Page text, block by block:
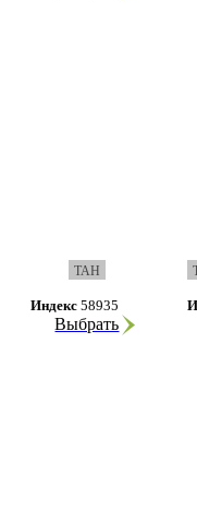
ТАН
Индекс 58935
Выбрать